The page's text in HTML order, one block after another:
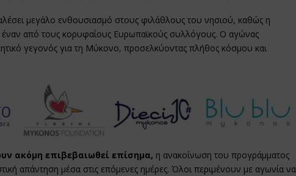
μεγάλο ενθουσιασμό στους φιλάθλους του νησιού, καθώς η
έναν από τους κορυφαίους Eυρωπαϊκούς συλλόγους. Ο αγώνας
γεγονός για τη Μύκονο, προσελκύοντας πλήθος κόσμου και
ακόμη επιβεβαιωθεί επίσημα, η ανακοίνωση του προγράμματος
απάντηση μέσα στις επόμενες ημέρες. Όλοι περιμένουν με αγωνία να